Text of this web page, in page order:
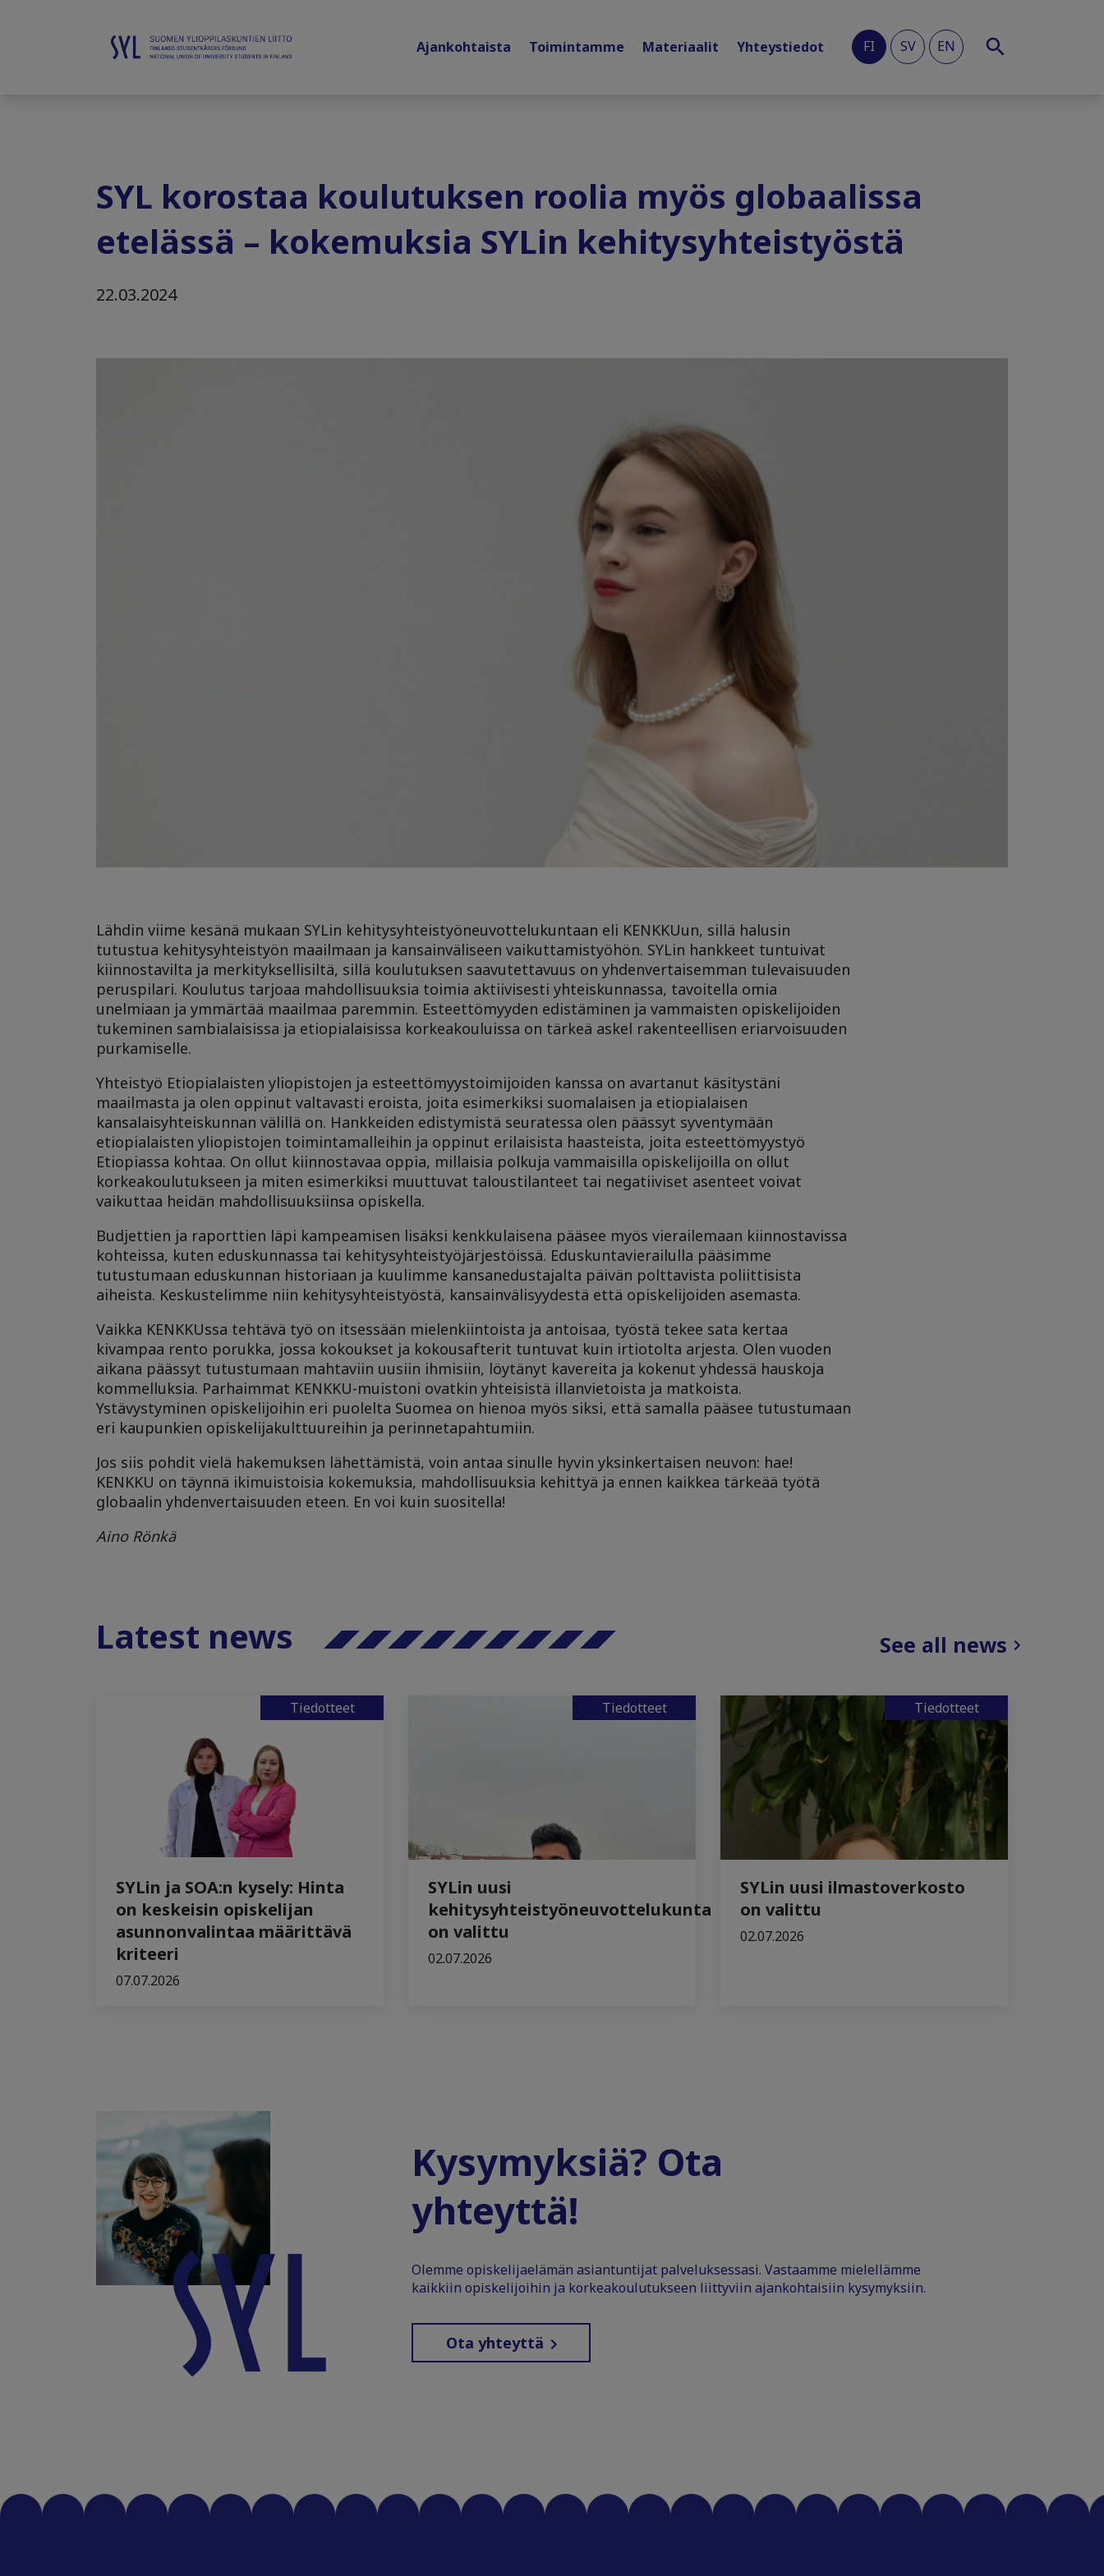
Ajankohtaista Toimintamme Materiaalit Yhteystiedot FI SV EN
SYL korostaa koulutuksen roolia myös globaalissa
etelässä – kokemuksia SYLin kehitysyhteistyöstä
22.03.2024
Lähdin viime kesänä mukaan SYLin kehitysyhteistyöneuvottelukuntaan eli KENKKUun, sillä halusin
tutustua kehitysyhteistyön maailmaan ja kansainväliseen vaikuttamistyöhön. SYLin hankkeet tuntuivat
kiinnostavilta ja merkityksellisiltä, sillä koulutuksen saavutettavuus on yhdenvertaisemman tulevaisuuden
peruspilari. Koulutus tarjoaa mahdollisuuksia toimia aktiivisesti yhteiskunnassa, tavoitella omia
unelmiaan ja ymmärtää maailmaa paremmin. Esteettömyyden edistäminen ja vammaisten opiskelijoiden
tukeminen sambialaisissa ja etiopialaisissa korkeakouluissa on tärkeä askel rakenteellisen eriarvoisuuden
purkamiselle.
Yhteistyö Etiopialaisten yliopistojen ja esteettömyystoimijoiden kanssa on avartanut käsitystäni
maailmasta ja olen oppinut valtavasti eroista, joita esimerkiksi suomalaisen ja etiopialaisen
kansalaisyhteiskunnan välillä on. Hankkeiden edistymistä seuratessa olen päässyt syventymään
etiopialaisten yliopistojen toimintamalleihin ja oppinut erilaisista haasteista, joita esteettömyystyö
Etiopiassa kohtaa. On ollut kiinnostavaa oppia, millaisia polkuja vammaisilla opiskelijoilla on ollut
korkeakoulutukseen ja miten esimerkiksi muuttuvat taloustilanteet tai negatiiviset asenteet voivat
vaikuttaa heidän mahdollisuuksiinsa opiskella.
Budjettien ja raporttien läpi kampeamisen lisäksi kenkkulaisena pääsee myös vierailemaan kiinnostavissa
kohteissa, kuten eduskunnassa tai kehitysyhteistyöjärjestöissä. Eduskuntavierailulla pääsimme
tutustumaan eduskunnan historiaan ja kuulimme kansanedustajalta päivän polttavista poliittisista
aiheista. Keskustelimme niin kehitysyhteistyöstä, kansainvälisyydestä että opiskelijoiden asemasta.
Vaikka KENKKUssa tehtävä työ on itsessään mielenkiintoista ja antoisaa, työstä tekee sata kertaa
kivampaa rento porukka, jossa kokoukset ja kokousafterit tuntuvat kuin irtiotolta arjesta. Olen vuoden
aikana päässyt tutustumaan mahtaviin uusiin ihmisiin, löytänyt kavereita ja kokenut yhdessä hauskoja
kommelluksia. Parhaimmat KENKKU-muistoni ovatkin yhteisistä illanvietoista ja matkoista.
Ystävystyminen opiskelijoihin eri puolelta Suomea on hienoa myös siksi, että samalla pääsee tutustumaan
eri kaupunkien opiskelijakulttuureihin ja perinnetapahtumiin.
Jos siis pohdit vielä hakemuksen lähettämistä, voin antaa sinulle hyvin yksinkertaisen neuvon: hae!
KENKKU on täynnä ikimuistoisia kokemuksia, mahdollisuuksia kehittyä ja ennen kaikkea tärkeää työtä
globaalin yhdenvertaisuuden eteen. En voi kuin suositella!
Aino Rönkä
Latest news See all news
Tiedotteet
SYLin ja SOA:n kysely: Hinta
on keskeisin opiskelijan
asunnonvalintaa määrittävä
kriteeri
07.07.2026
Tiedotteet
SYLin uusi
kehitysyhteistyöneuvottelukunta
on valittu
02.07.2026
Tiedotteet
SYLin uusi ilmastoverkosto
on valittu
02.07.2026
Kysymyksiä? Ota
yhteyttä!
Olemme opiskelijaelämän asiantuntijat palveluksessasi. Vastaamme mielellämme
kaikkiin opiskelijoihin ja korkeakoulutukseen liittyviin ajankohtaisiin kysymyksiin.
Ota yhteyttä